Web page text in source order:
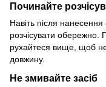
Починайте
Навіть після
розчісувати обережно.
рухайтеся вище, щоб
довжину.
Не змивайте засіб